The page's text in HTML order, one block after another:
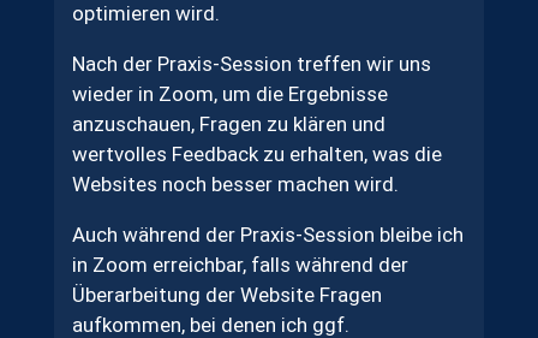
optimieren wird.
Nach der Praxis-Session treffen wir uns
wieder in Zoom, um die Ergebnisse
anzuschauen, Fragen zu klären und
wertvolles Feedback zu erhalten, was die
Websites noch besser machen wird.
Auch während der Praxis-Session bleibe ich
in Zoom erreichbar, falls während der
Überarbeitung der Website Fragen
aufkommen, bei denen ich ggf.